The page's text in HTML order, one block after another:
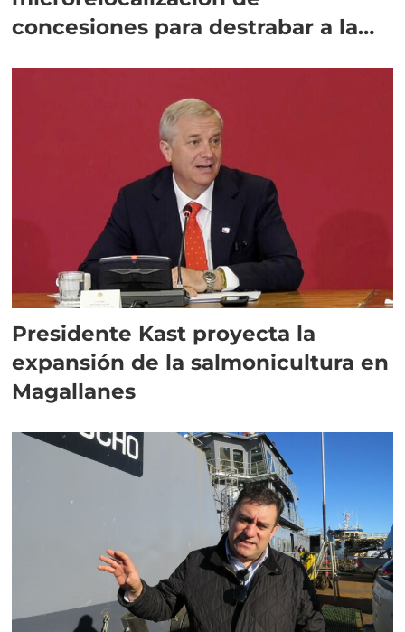
concesiones para destrabar a la
Presidente Kast proyecta la
expansión de la salmonicultura en
Magallanes